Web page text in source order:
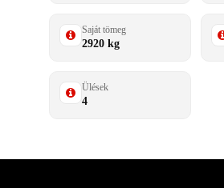
Saját tömeg
2920 kg
Ülések
4